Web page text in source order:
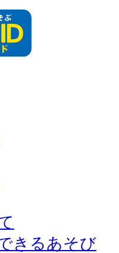
きるあそび